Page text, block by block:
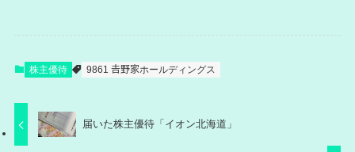
株主優待 9861 𠮷野家ホールディングス
届いた株主優待「イオン北海道」